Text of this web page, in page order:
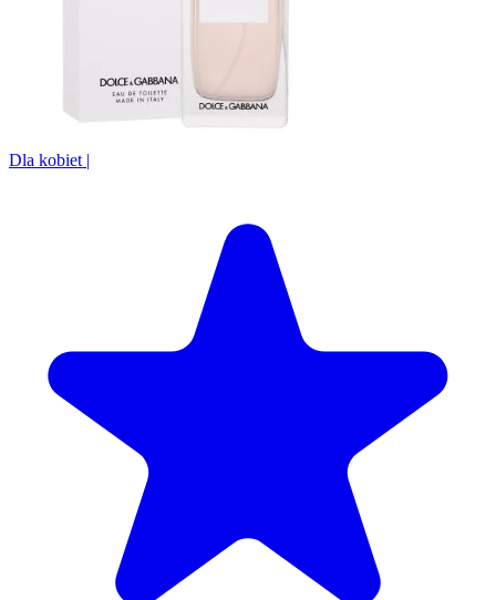
Dla kobiet |